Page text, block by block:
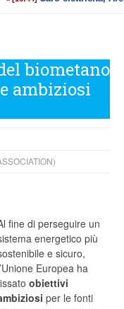
biometano
ambiziosi
fine di perseguire un
energetico più
e sicuro,
Europea ha
obiettivi
per le fonti